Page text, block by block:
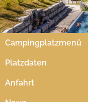
Campingplatzmenü
Platzdaten
Anfahrt